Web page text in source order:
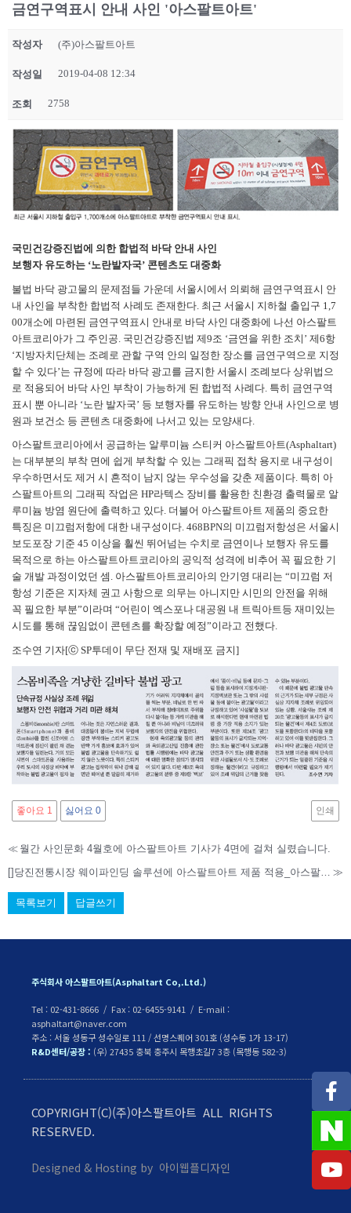
금연구역표시 안내 사인 '아스팔트아트'
작성자 (주)아스팔트아트
작성일 2019-04-08 12:34
조회 2758
국민건강증진법에 의한 합법적 바닥 안내 사인
보행자 유도하는 ‘노란발자국’ 콘텐츠도 대중화
불법 바닥 광고물의 문제점들 가운데 서울시에서 의뢰해 금연구역표시 안
내 사인을 부착한 합법적 사례도 존재한다. 최근 서울시 지하철 출입구 1,7
00개소에 마련된 금연구역표시 안내로 바닥 사인 대중화에 나선 아스팔트
아트코리아가 그 주인공. 국민건강증진법 제9조 ‘금연을 위한 조치’ 제6항
‘지방자치단체는 조례로 관할 구역 안의 일정한 장소를 금연구역으로 지정
할 수 있다’는 규정에 따라 바닥 광고를 금지한 서울시 조례보다 상위법으
로 적용되어 바닥 사인 부착이 가능하게 된 합법적 사례다. 특히 금연구역
표시 뿐 아니라 ‘노란 발자국’ 등 보행자를 유도하는 방향 안내 사인으로 병
원과 보건소 등 콘텐츠 대중화에 나서고 있는 모양새다.
아스팔트코리아에서 공급하는 알루미늄 스티커 아스팔트아트(Asphaltart)
는 대부분의 부착 면에 쉽게 부착할 수 있는 그래픽 접착 용지로 내구성이
우수하면서도 제거 시 흔적이 남지 않는 우수성을 갖춘 제품이다. 특히 아
스팔트아트의 그래픽 작업은 HP라텍스 장비를 활용한 친환경 출력물로 알
루미늄 방염 원단에 출력하고 있다. 더불어 아스팔트아트 제품의 중요한
특징은 미끄럼저항에 대한 내구성이다. 468BPN의 미끄럼저항성은 서울시
보도포장 기준 45 이상을 훨씬 뛰어넘는 수치로 금연이나 보행자 유도를
목적으로 하는 아스팔트아트코리아의 공익적 성격에 비추어 꼭 필요한 기
술 개발 과정이었던 셈. 아스팔트아트코리아의 안기영 대리는 “미끄럼 저
항성 기준은 지자체 권고 사항으로 의무는 아니지만 시민의 안전을 위해
꼭 필요한 부분”이라며 “어린이 엑스포나 대공원 내 트릭아트등 재미있는
시도를 통해 끊임없이 콘텐츠를 확장할 예정”이라고 전했다.
조수연 기자[ⓒ SP투데이 무단 전재 및 재배포 금지]
좋아요 1 싫어요 0 인쇄
≪ 월간 사인문화 4월호에 아스팔트아트 기사가 4면에 걸쳐 실렸습니다.
[]당진전통시장 웨이파인딩 솔루션에 아스팔트아트 제품 적용_아스팔트아트, 당진전통시장에 내구성 높아진 ‘아스팔트아트' ≫
목록보기 답글쓰기
주식회사 아스팔트아트(Asphaltart Co,.Ltd.)
Tel : 02-431-8666 / Fax : 02-6455-9141 / E-mail :
asphaltart@naver.com
주소 : 서울 성동구 성수일로 111 / 선명스퀘어 301호 (성수동 1가 13-17)
R&D센터/공장 : (우) 27435 충북 충주시 목행초길7 3층 (목행동 582-3)
COPYRIGHT(C)(주)아스팔트아트 ALL RIGHTS
RESERVED.
Designed & Hosting by 아이웹플디자인